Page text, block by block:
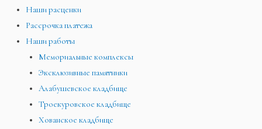
Наши расценки
Рассрочка платежа
Наши работы
Мемориальные комплексы
Эксклюзивные памятники
Алабушевское кладбище
Троекуровское кладбище
Хованское кладбище